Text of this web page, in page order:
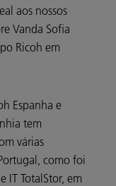
aos nossos
Vanda Sofia
Ricoh em
Espanha e
tem
várias
como foi
IT TotalStor, em